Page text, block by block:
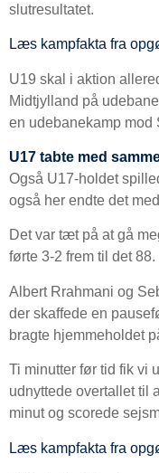
slutresultatet.
Læs kampfakta fra
U19 skal i aktion
Midtjylland på
en udebanekamp mod
U17 tabte med
Også U17-holdet
også her endte det
Det var tæt på at gå
førte 3-2 frem til det 88.
Albert Rrahmani og
der skaffede en
bragte hjemmeholdet
Ti minutter før tid fik vi
udnyttede overtallet til
minut og scorede
Læs kampfakta fra